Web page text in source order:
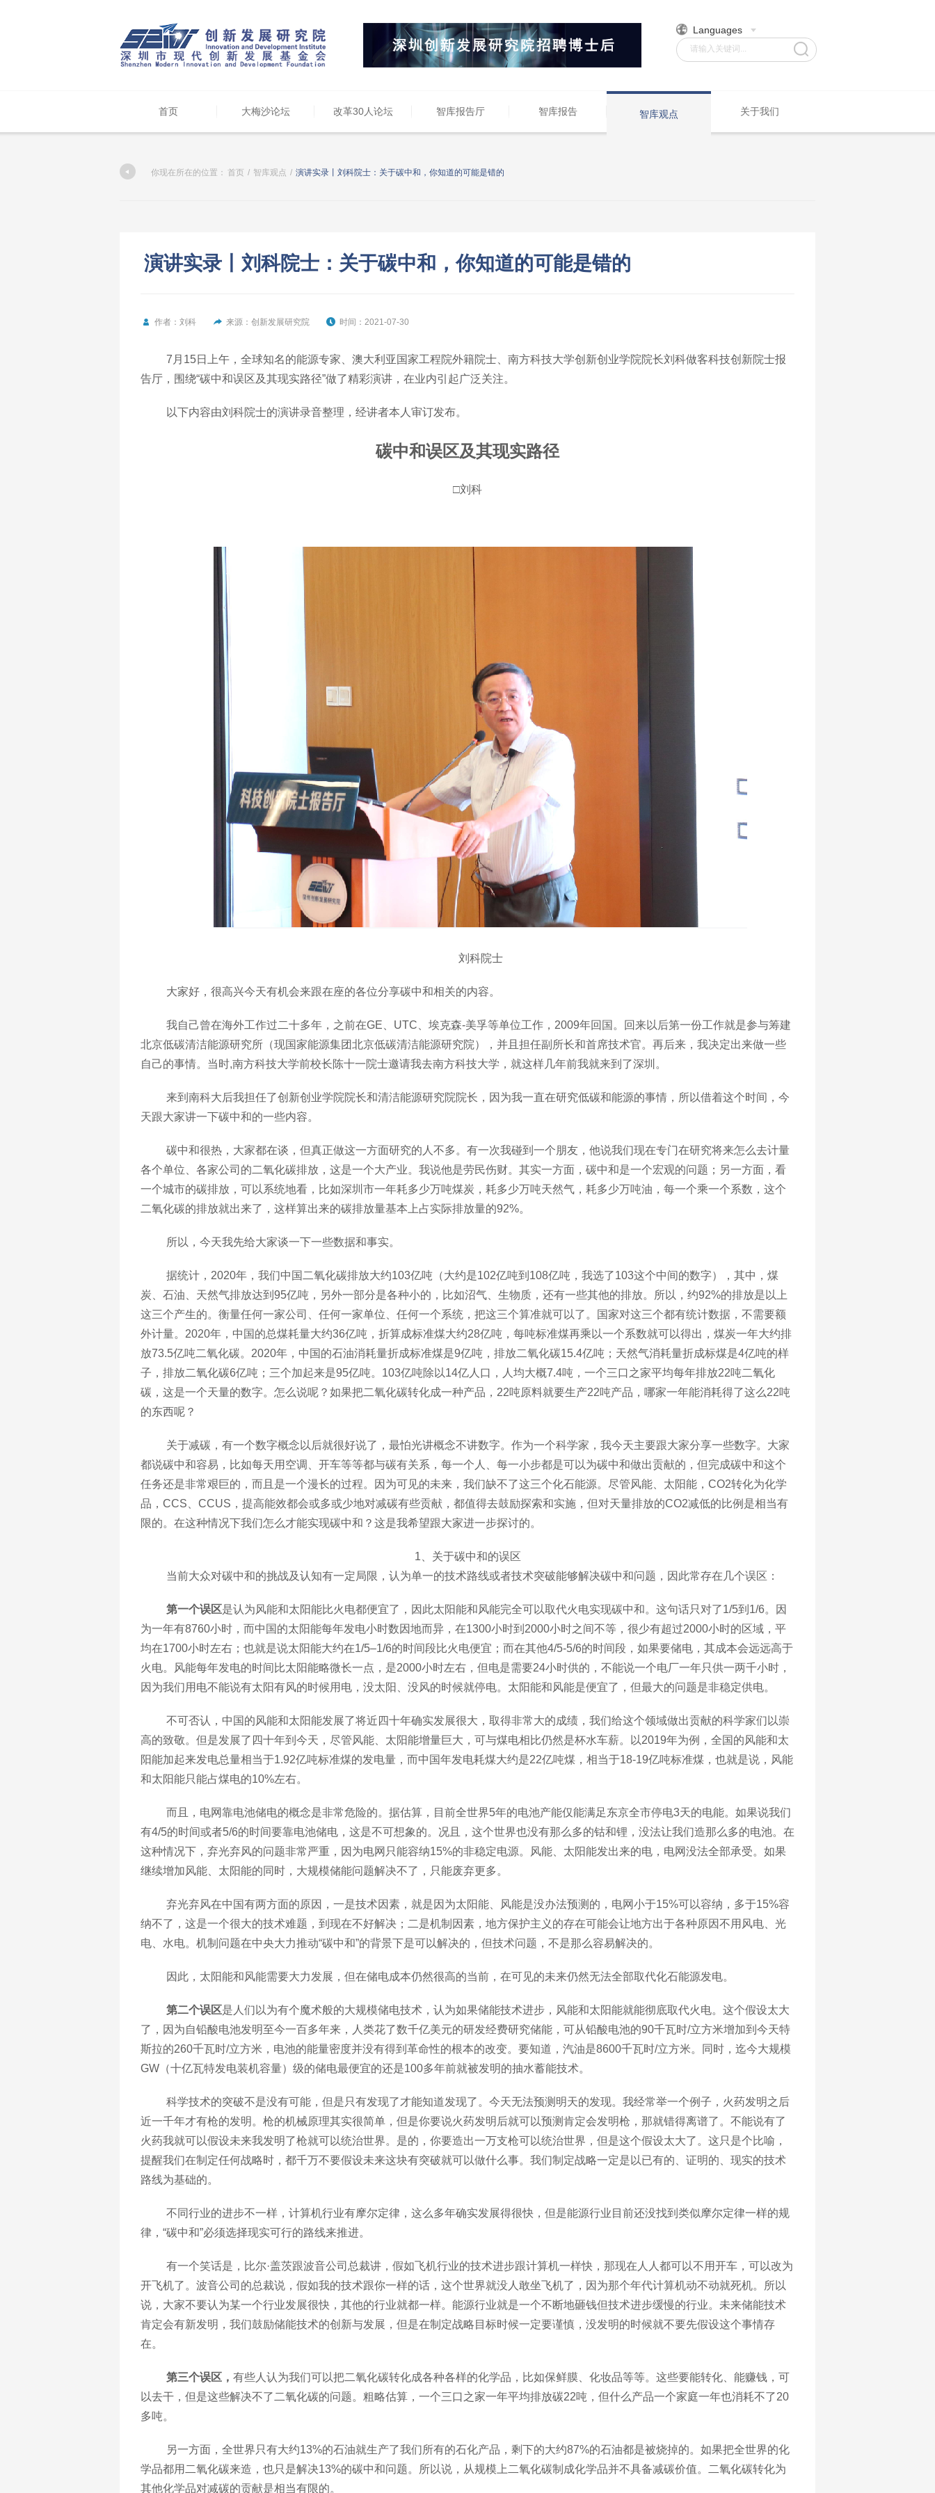
Languages
请输入关键词...
首页 大梅沙论坛 改革30人论坛 智库报告厅 智库报告 智库观点 关于我们
你现在所在的位置： 首页 / 智库观点 / 演讲实录丨刘科院士：关于碳中和，你知道的可能是错的
演讲实录丨刘科院士：关于碳中和，你知道的可能是错的
作者：刘科 来源：创新发展研究院 时间：2021-07-30
7月15日上午，全球知名的能源专家、澳大利亚国家工程院外籍院士、南方科技大学创新创业学院院长刘科做客科技创新院士报
告厅，围绕“碳中和误区及其现实路径”做了精彩演讲，在业内引起广泛关注。
以下内容由刘科院士的演讲录音整理，经讲者本人审订发布。
碳中和误区及其现实路径
□刘科
刘科院士
大家好，很高兴今天有机会来跟在座的各位分享碳中和相关的内容。
我自己曾在海外工作过二十多年，之前在GE、UTC、埃克森-美孚等单位工作，2009年回国。回来以后第一份工作就是参与筹建
北京低碳清洁能源研究所（现国家能源集团北京低碳清洁能源研究院），并且担任副所长和首席技术官。再后来，我决定出来做一些
自己的事情。当时,南方科技大学前校长陈十一院士邀请我去南方科技大学，就这样几年前我就来到了深圳。
来到南科大后我担任了创新创业学院院长和清洁能源研究院院长，因为我一直在研究低碳和能源的事情，所以借着这个时间，今
天跟大家讲一下碳中和的一些内容。
碳中和很热，大家都在谈，但真正做这一方面研究的人不多。有一次我碰到一个朋友，他说我们现在专门在研究将来怎么去计量
各个单位、各家公司的二氧化碳排放，这是一个大产业。我说他是劳民伤财。其实一方面，碳中和是一个宏观的问题；另一方面，看
一个城市的碳排放，可以系统地看，比如深圳市一年耗多少万吨煤炭，耗多少万吨天然气，耗多少万吨油，每一个乘一个系数，这个
二氧化碳的排放就出来了，这样算出来的碳排放量基本上占实际排放量的92%。
所以，今天我先给大家谈一下一些数据和事实。
据统计， 2020年，我们中国二氧化碳排放大约103亿吨（大约是102亿吨到108亿吨，我选了103这个中间的数字），其中，煤
炭、石油、天然气排放达到95亿吨，另外一部分是各种小的，比如沼气、生物质，还有一些其他的排放。所以，约92%的排放是以上
这三个产生的。衡量任何一家公司、任何一家单位、任何一个系统，把这三个算准就可以了。国家对这三个都有统计数据，不需要额
外计量。2020年，中国的总煤耗量大约36亿吨，折算成标准煤大约28亿吨，每吨标准煤再乘以一个系数就可以得出，煤炭一年大约排
放73.5亿吨二氧化碳。2020年，中国的石油消耗量折成标准煤是9亿吨，排放二氧化碳15.4亿吨；天然气消耗量折成标煤是4亿吨的样
子，排放二氧化碳6亿吨；三个加起来是95亿吨。103亿吨除以14亿人口，人均大概7.4吨，一个三口之家平均每年排放22吨二氧化
碳，这是一个天量的数字。怎么说呢？如果把二氧化碳转化成一种产品， 22吨原料就要生产22吨产品，哪家一年能消耗得了这么22吨
的东西呢？
关于减碳，有一个数字概念以后就很好说了，最怕光讲概念不讲数字。作为一个科学家，我今天主要跟大家分享一些数字。大家
都说碳中和容易，比如每天用空调、开车等等都与碳有关系，每一个人、每一小步都是可以为碳中和做出贡献的，但完成碳中和这个
任务还是非常艰巨的，而且是一个漫长的过程。因为可见的未来，我们缺不了这三个化石能源。尽管风能、太阳能， CO2转化为化学
品，CCS、CCUS，提高能效都会或多或少地对减碳有些贡献，都值得去鼓励探索和实施，但对天量排放的CO2减低的比例是相当有
限的。在这种情况下我们怎么才能实现碳中和？这是我希望跟大家进一步探讨的。
1、关于碳中和的误区
当前大众对碳中和的挑战及认知有一定局限，认为单一的技术路线或者技术突破能够解决碳中和问题，因此常存在几个误区：
第一个误区是认为风能和太阳能比火电都便宜了，因此太阳能和风能完全可以取代火电实现碳中和。这句话只对了1/5到1/6。因
为一年有8760小时，而中国的太阳能每年发电小时数因地而异，在1300小时到2000小时之间不等，很少有超过2000小时的区域，平
均在1700小时左右；也就是说太阳能大约在1/5–1/6的时间段比火电便宜；而在其他4/5-5/6的时间段，如果要储电，其成本会远远高于
火电。风能每年发电的时间比太阳能略微长一点， 是2000小时左右 ，但电是需要24小时供的，不能说一个电厂一年只供一两千小时，
因为我们用电不能说有太阳有风的时候用电，没太阳、没风的时候就停电。太阳能和风能是便宜了，但最大的问题是非稳定供电。
不可否认，中国的风能和太阳能发展了将近四十年确实发展很大，取得非常大的成绩，我们给这个领域做出贡献的科学家们以崇
高的致敬。但是发展了四十年到今天，尽管风能、太阳能增量巨大，可与煤电相比仍然是杯水车薪。以2019年为例，全国的风能和太
阳能加起来发电总量相当于1.92亿吨标准煤的发电量，而中国年发电耗煤大约是22亿吨煤，相当于18-19亿吨标准煤，也就是说，风能
和太阳能只能占煤电的10%左右。
而且，电网靠电池储电的概念是非常危险的。据估算，目前全世界5年的电池产能仅能满足东京全市停电3天的电能。如果说我们
有4/5的时间或者5/6的时间要靠电池储电，这是不可想象的。况且，这个世界也没有那么多的钴和锂，没法让我们造那么多的电池。在
这种情况下，弃光弃风的问题非常严重，因为电网只能容纳15%的非稳定电源。风能、太阳能发出来的电，电网没法全部承受。如果
继续增加风能、太阳能的同时，大规模储能问题解决不了，只能废弃更多。
弃光弃风在中国有两方面的原因，一是技术因素，就是因为太阳能、风能是没办法预测的，电网小于15%可以容纳，多于15%容
纳不了，这是一个很大的技术难题，到现在不好解决；二是机制因素，地方保护主义的存在可能会让地方出于各种原因不用风电、光
电、水电。机制问题在中央大力推动“碳中和”的背景下是可以解决的，但技术问题，不是那么容易解决的。
因此，太阳能和风能需要大力发展，但在储电成本仍然很高的当前，在可见的未来仍然无法全部取代化石能源发电。
第二个误区是人们以为有个魔术般的大规模储电技术，认为如果储能技术进步，风能和太阳能就能彻底取代火电。这个假设太大
了，因为自铅酸电池发明至今一百多年来，人类花了数千亿美元的研发经费研究储能，可从铅酸电池的90千瓦时/立方米增加到今天特
斯拉的260千瓦时/立方米，电池的能量密度并没有得到革命性的根本的改变。要知道，汽油是8600千瓦时/立方米。同时，迄今大规模
GW （十亿瓦特发电装机容量）级的储电最便宜的还是100多年前就被发明的抽水蓄能技术。
科学技术的突破不是没有可能，但是只有发现了才能知道发现了。今天无法预测明天的发现。我经常举一个例子，火药发明之后
近一千年才有枪的发明。枪的机械原理其实很简单，但是你要说火药发明后就可以预测肯定会发明枪，那就错得离谱了。不能说有了
火药我就可以假设未来我发明了枪就可以统治世界。是的，你要造出一万支枪可以统治世界，但是这个假设太大了。这只是个比喻，
提醒我们在制定任何战略时，都千万不要假设未来这块有突破就可以做什么事。我们制定战略一定是以已有的、证明的、现实的技术
路线为基础的。
不同行业的进步不一样，计算机行业有摩尔定律，这么多年确实发展得很快，但是能源行业目前还没找到类似摩尔定律一样的规
律， “碳中和”必须选择现实可行的路线来推进。
有一个笑话是，比尔·盖茨跟波音公司总裁讲，假如飞机行业的技术进步跟计算机一样快，那现在人人都可以不用开车，可以改为
开飞机了。波音公司的总裁说，假如我的技术跟你一样的话，这个世界就没人敢坐飞机了，因为那个年代计算机动不动就死机。所以
说，大家不要认为某一个行业发展很快，其他的行业就都一样。能源行业就是一个不断地砸钱但技术进步缓慢的行业。未来储能技术
肯定会有新发明，我们鼓励储能技术的创新与发展，但是在制定战略目标时候一定要谨慎，没发明的时候就不要先假设这个事情存
在。
第三个误区，有些人认为我们可以把二氧化碳转化成各种各样的化学品，比如保鲜膜、化妆品等等。这些要能转化、能赚钱，可
以去干，但是这些解决不了二氧化碳的问题。粗略估算，一个三口之家一年平均排放碳22吨，但什么产品一个家庭一年也消耗不了20
多吨。
另一方面，全世界只有大约13%的石油就生产了我们所有的石化产品，剩下的大约87%的石油都是被烧掉的。如果把全世界的化
学品都用二氧化碳来造，也只是解决13%的碳中和问题。所以说，从规模上二氧化碳制成化学品并不具备减碳价值。二氧化碳转化为
其他化学品对减碳的贡献是相当有限的。